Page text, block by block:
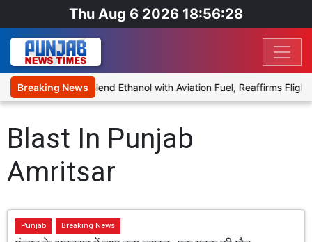
Thu Aug 6 2026 18:56:28
Breaking News
Proposal to Blend Ethanol with Aviation Fuel, Reaffirms Flight
Blast In Punjab
Amritsar
Punjab Breaking News